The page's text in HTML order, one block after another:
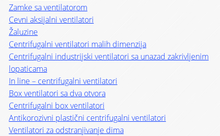
Zamke sa ventilatorom
Cevni aksijalni ventilatori
Žaluzine
Centrifugalni ventilatori malih dimenzija
Centrifugalni industrijski ventilatori sa unazad zakrivljenim
lopaticama
In line – centrifugalni ventilatori
Box ventilatori sa dva otvora
Centrifugalni box ventilatori
Antikorozivni plastični centrifugalni ventilatori
Ventilatori za odstranjivanje dima